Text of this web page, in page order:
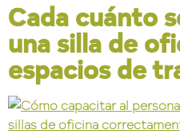
Cada cuánto
una silla de
espacios de